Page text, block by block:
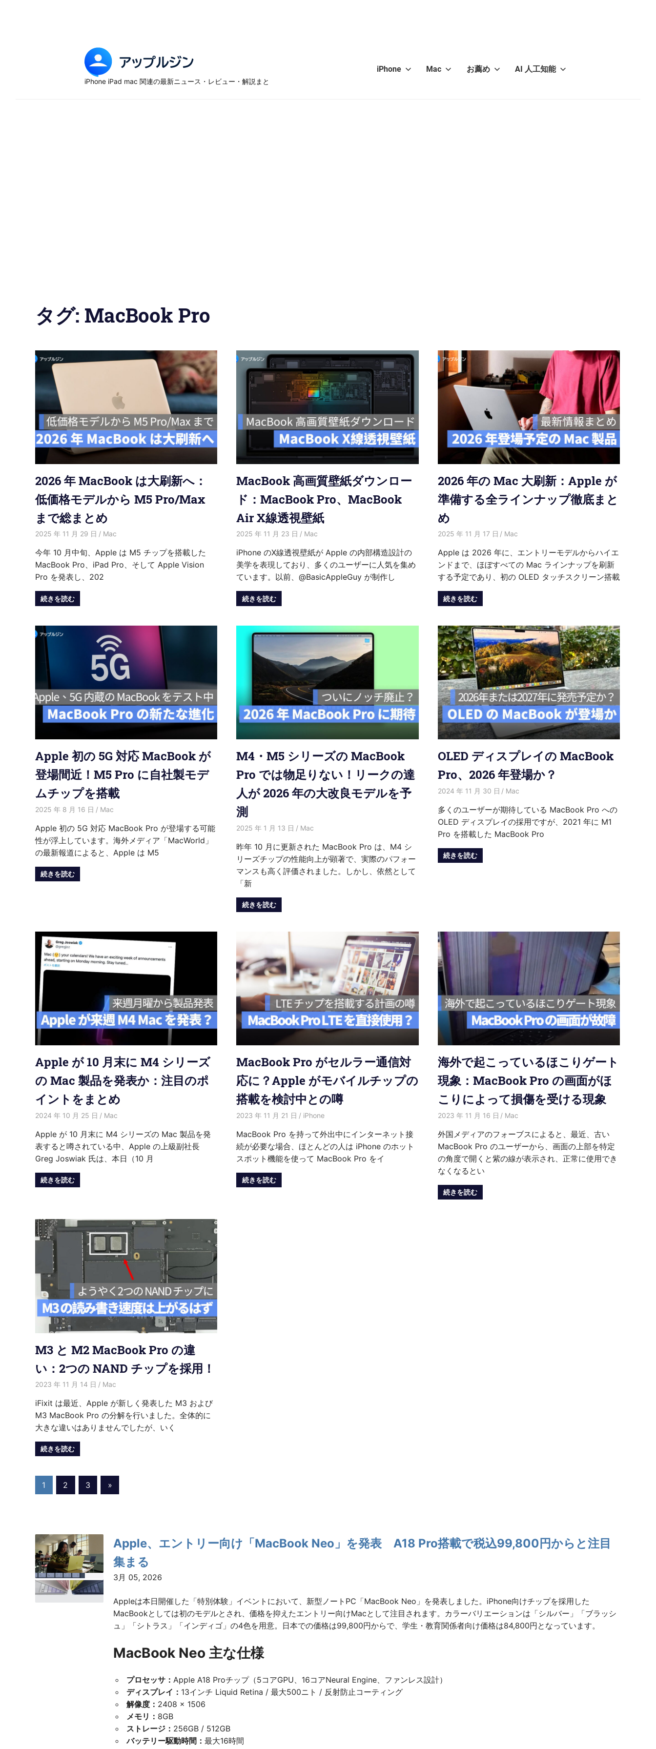
ッ
と
利
な
機
能
紹
介
iPhone iPad mac 関連の最新ニュース・レビュー・解説まと
iPhone Mac お薦め AI 人工知能
タグ: MacBook Pro
2026 年 MacBook は大刷新へ：
低価格モデルから M5 Pro/Max
まで総まとめ
2025 年 11 月 29 日 愛麗絲
Mac
今年 10 月中旬、Apple は M5 チップを搭載した
MacBook Pro、iPad Pro、そして Apple Vision
Pro を発表し、202
続きを読む
MacBook 高画質壁紙ダウンロー
ド：MacBook Pro、MacBook
Air X線透視壁紙
2025 年 11 月 23 日 愛麗絲
Mac
iPhone のX線透視壁紙が Apple の内部構造設計の
美学を表現しており、多くのユーザーに人気を集め
ています。以前、@BasicAppleGuy が制作し
続きを読む
2026 年の Mac 大刷新：Apple が
準備する全ラインナップ徹底まと
め
2025 年 11 月 17 日 愛麗絲
Mac
Apple は 2026 年に、エントリーモデルからハイエ
ンドまで、ほぼすべての Mac ラインナップを刷新
する予定であり、初の OLED タッチスクリーン搭載
続きを読む
Apple 初の 5G 対応 MacBook が
登場間近！M5 Pro に自社製モデ
ムチップを搭載
2025 年 8 月 16 日 愛麗絲
Mac
Apple 初の 5G 対応 MacBook Pro が登場する可能
性が浮上しています。海外メディア「MacWorld」
の最新報道によると、Apple は M5
続きを読む
M4・M5 シリーズの MacBook
Pro では物足りない！リークの達
人が 2026 年の大改良モデルを予
測
2025 年 1 月 13 日 愛麗絲
Mac
昨年 10 月に更新された MacBook Pro は、M4 シ
リーズチップの性能向上が顕著で、実際のパフォー
マンスも高く評価されました。しかし、依然として
「新
続きを読む
OLED ディスプレイの MacBook
Pro、2026 年登場か？
2024 年 11 月 30 日 愛麗絲
Mac
多くのユーザーが期待している MacBook Pro への
OLED ディスプレイの採用ですが、2021 年に M1
Pro を搭載した MacBook Pro
続きを読む
Apple が 10 月末に M4 シリーズ
の Mac 製品を発表か：注目のポ
イントをまとめ
2024 年 10 月 25 日 愛麗絲
Mac
Apple が 10 月末に M4 シリーズの Mac 製品を発
表すると噂されている中、Apple の上級副社長
Greg Joswiak 氏は、本日（10 月
続きを読む
MacBook Pro がセルラー通信対
応に？Apple がモバイルチップの
搭載を検討中との噂
2023 年 11 月 21 日 愛麗絲
iPhone
MacBook Pro を持って外出中にインターネット接
続が必要な場合、ほとんどの人は iPhone のホット
スポット機能を使って MacBook Pro をイ
続きを読む
海外で起こっているほこりゲート
現象：MacBook Pro の画面がほ
こりによって損傷を受ける現象
2023 年 11 月 16 日 愛麗絲
Mac
外国メディアのフォーブスによると、最近、古い
MacBook Pro のユーザーから、画面の上部を特定
の角度で開くと紫の線が表示され、正常に使用でき
なくなるとい
続きを読む
M3 と M2 MacBook Pro の違
い：2つの NAND チップを採用！
2023 年 11 月 14 日 愛麗絲
Mac
iFixit は最近、Apple が新しく発表した M3 および
M3 MacBook Pro の分解を行いました。全体的に
大きな違いはありませんでしたが、いく
続きを読む
投
ペ
ー
ジ
1 2 3
Next
Posts
»
Apple、エントリー向け「MacBook Neo」を発表 A18 Pro搭載で税込99,800円からと注目
集まる
3月 05, 2026
Appleは本日開催した「特別体験」イベントにおいて、新型ノートPC「MacBook Neo」を発表しました。iPhone向けチップを採用した
MacBookとしては初のモデルとされ、価格を抑えたエントリー向けMacとして注目されます。カラーバリエーションは「シルバー」「ブラッシ
ュ」「シトラス」「インディゴ」の4色を用意。日本での価格は99,800円からで、学生・教育関係者向け価格は84,800円となっています。
MacBook Neo 主な仕様
プロセッサ： Apple A18 Proチップ（5コアGPU、16コアNeural Engine、ファンレス設計）
ディスプレイ： 13インチ Liquid Retina / 最大500ニト / 反射防止コーティング
解像度： 2408 × 1506
メモリ： 8GB
ストレージ： 256GB / 512GB
バッテリー駆動時間： 最大16時間